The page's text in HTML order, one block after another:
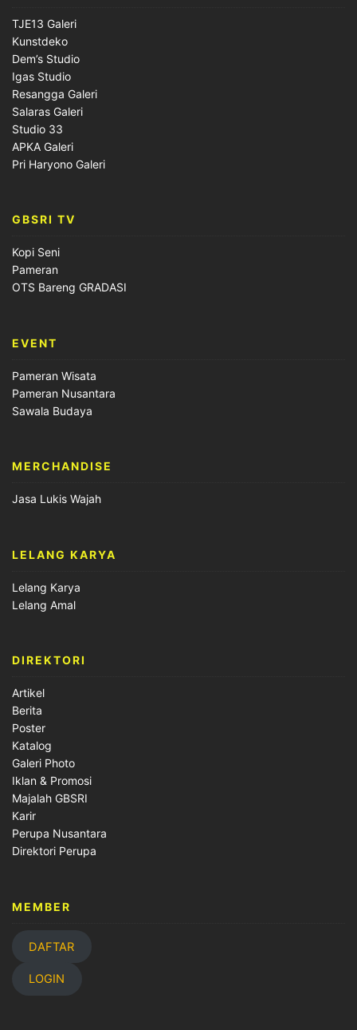
TJE13 Galeri
Kunstdeko
Dem’s Studio
Igas Studio
Resangga Galeri
Salaras Galeri
Studio 33
APKA Galeri
Pri Haryono Galeri
GBSRI TV
Kopi Seni
Pameran
OTS Bareng GRADASI
EVENT
Pameran Wisata
Pameran Nusantara
Sawala Budaya
MERCHANDISE
Jasa Lukis Wajah
LELANG KARYA
Lelang Karya
Lelang Amal
DIREKTORI
Artikel
Berita
Poster
Katalog
Galeri Photo
Iklan & Promosi
Majalah GBSRI
Karir
Perupa Nusantara
Direktori Perupa
MEMBER
DAFTAR
LOGIN